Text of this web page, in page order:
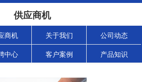
供应商机
商机 关于我们 公司动态
中心 客户案例 产品知识